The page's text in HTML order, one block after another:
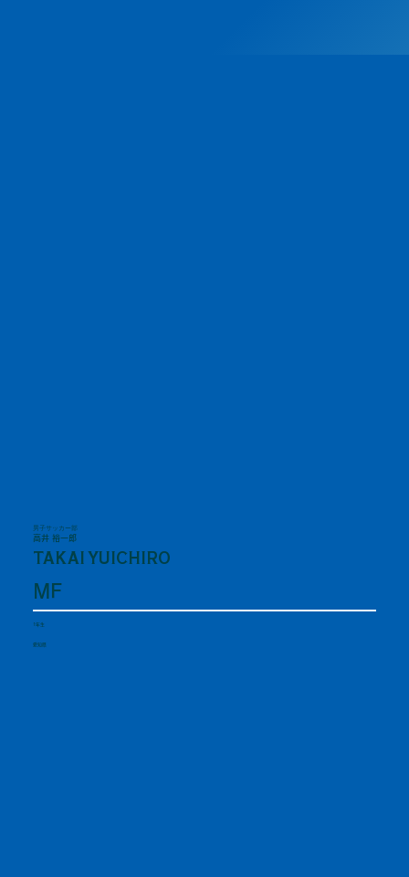
男子サッカー部
高井 裕一郎
TAKAI YUICHIRO
MF
1年生
愛知県